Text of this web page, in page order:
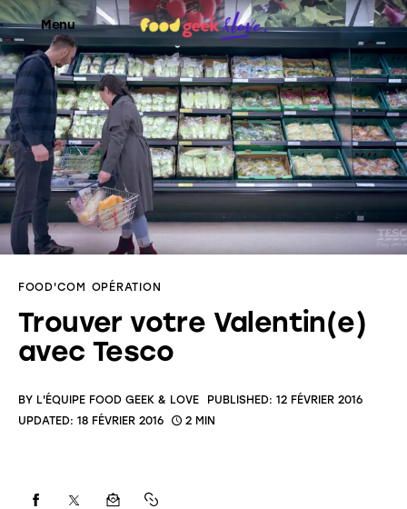
Menu
Food’News
Food’Com
Food’Art
Food’Life
FOOD'COM OPÉRATION
Trouver votre Valentin(e)
avec Tesco
BY L'ÉQUIPE FOOD GEEK & LOVE PUBLISHED: 12 FÉVRIER 2016
UPDATED: 18 FÉVRIER 2016 2 MIN